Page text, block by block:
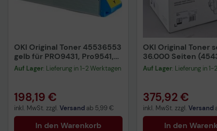
OKI Original Toner 45536553
gelb für PRO9431, Pro9541,
PRO9542
Auf Lager: Lieferung in 1-2 Werktagen
198,19 €
inkl. MwSt. zzgl. Versand ab 5,99 €
In den Warenkorb
OKI Original Toner
36.000 Seiten
Auf Lager: Lieferung in
375,92 €
inkl. MwSt. zzgl. Versand
In den